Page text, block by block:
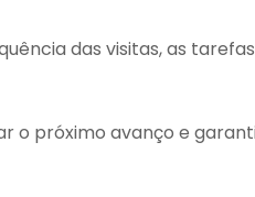
das visitas, as
próximo avanço e